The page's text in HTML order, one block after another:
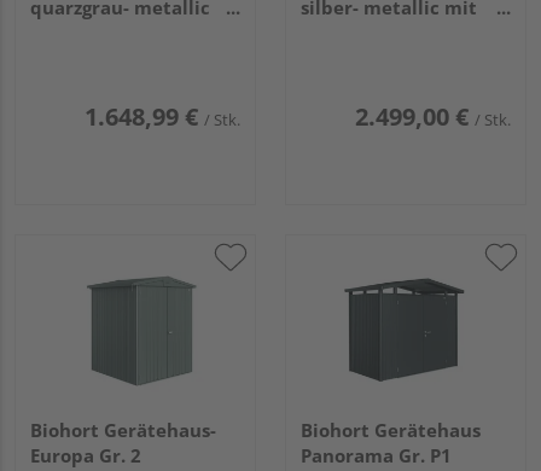
quarzgrau- metallic
1.648,99 € / Stk.
silber- metallic mit
2.499,00 € / Stk.
Biohort Gerätehaus-
Europa Gr. 2
Biohort Gerätehaus
Panorama Gr. P1